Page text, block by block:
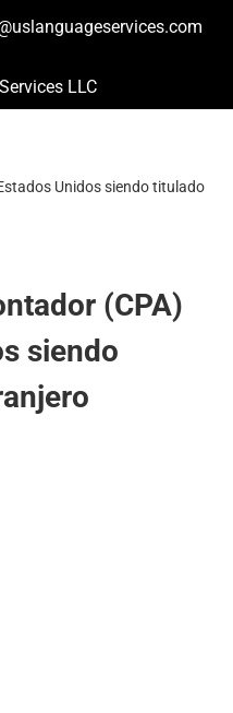
HACER PEDIDO
LLC
Unidos siendo titulado
(CPA)
siendo